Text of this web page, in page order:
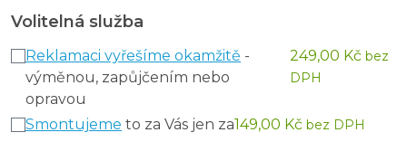
Volitelná služba
Reklamaci vyřešíme okamžitě -
výměnou, zapůjčením nebo
opravou
249,00 Kč bez
DPH
Smontujeme to za Vás jen za149,00 Kč bez DPH